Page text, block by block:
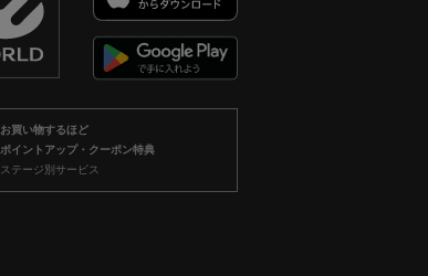
お買い物するほど
ポイントアップ・クーポン特典
ステージ別サービス